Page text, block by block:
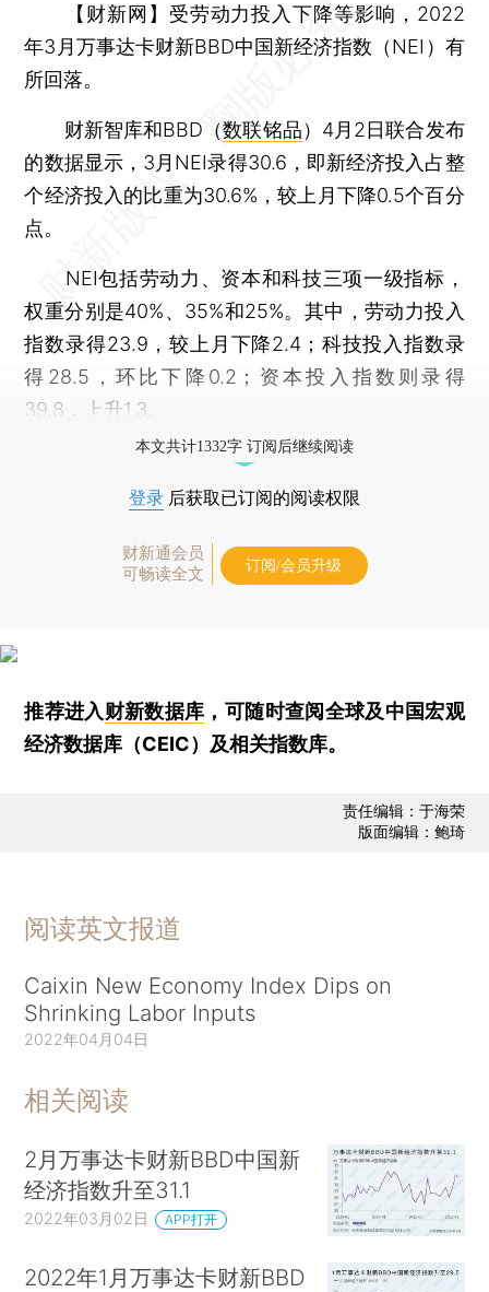
【财新网】 受劳动力投入下降等影响，2022
年3月万事达卡财新BBD中国新经济指数（NEI）有
所回落。
财新智库和BBD（数联铭品）4月2日联合发布
的数据显示，3月NEI录得30.6，即新经济投入占整
个经济投入的比重为30.6%，较上月下降0.5个百分
点。
NEI包括劳动力、资本和科技三项一级指标，
权重分别是40%、35%和25%。其中，劳动力投入
指数录得23.9，较上月下降2.4；科技投入指数录
得28.5，环比下降0.2；资本投入指数则录得
39.8，上升1.3。
本文共计1332字 订阅后继续阅读
登录 后获取已订阅的阅读权限
财新通会员
可畅读全文
订阅/会员升级
推荐进入财新数据库 ，可随时查阅全球及中国宏观
经济数据库（CEIC）及相关指数库。
责任编辑：于海荣
版面编辑：鲍琦
阅读英文报道
Caixin New Economy Index Dips on
Shrinking Labor Inputs
2022年04月04日
相关阅读
2月万事达卡财新BBD中国新
经济指数升至31.1
2022年03月02日 APP打开
2022年1月万事达卡财新BBD